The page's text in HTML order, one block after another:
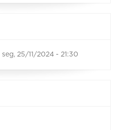
seg, 25/11/2024 - 21:30